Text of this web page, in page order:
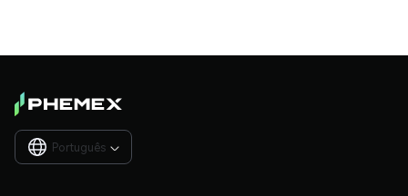
Português 